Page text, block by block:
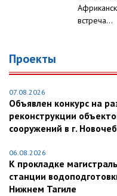
встреча...
Проекты
07.08.2026
Объявлен конкурс на
реконструкции
сооружений в г.
06.08.2026
К прокладке
станции
Нижнем Тагиле